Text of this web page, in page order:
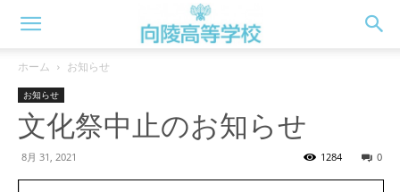
ホーム お知らせ
お知らせ
文化祭中止のお知らせ
8月 31, 2021 0
1284